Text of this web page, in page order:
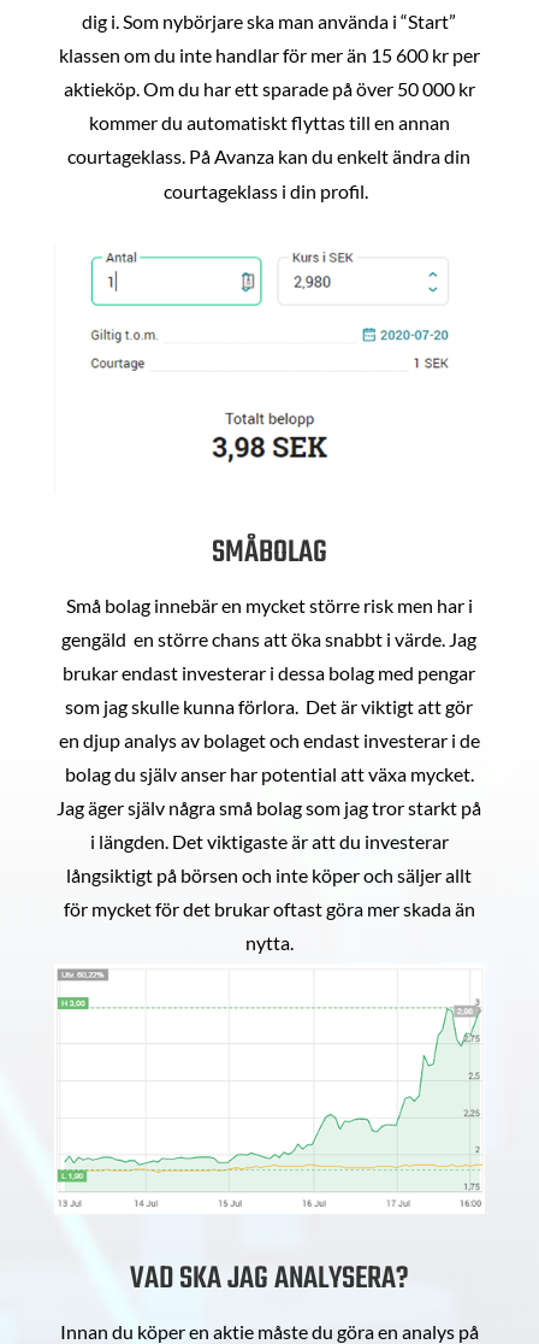
dig i. Som nybörjare ska man använda i “Start”
klassen om du inte handlar för mer än 15 600 kr per
aktieköp. Om du har ett sparade på över 50 000 kr
kommer du automatiskt flyttas till en annan
courtageklass. På Avanza kan du enkelt ändra din
courtageklass i din profil.
SMÅBOLAG
Små bolag innebär en mycket större risk men har i
gengäld en större chans att öka snabbt i värde. Jag
brukar endast investerar i dessa bolag med pengar
som jag skulle kunna förlora. Det är viktigt att gör
en djup analys av bolaget och endast investerar i de
bolag du själv anser har potential att växa mycket.
Jag äger själv några små bolag som jag tror starkt på
i längden. Det viktigaste är att du investerar
långsiktigt på börsen och inte köper och säljer allt
för mycket för det brukar oftast göra mer skada än
nytta.
VAD SKA JAG ANALYSERA?
Innan du köper en aktie måste du göra en analys på